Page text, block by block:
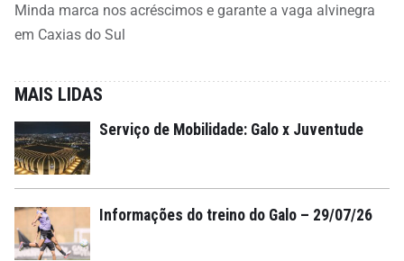
Minda marca nos acréscimos e garante a vaga alvinegra
em Caxias do Sul
MAIS LIDAS
Serviço de Mobilidade: Galo x Juventude
Informações do treino do Galo – 29/07/26